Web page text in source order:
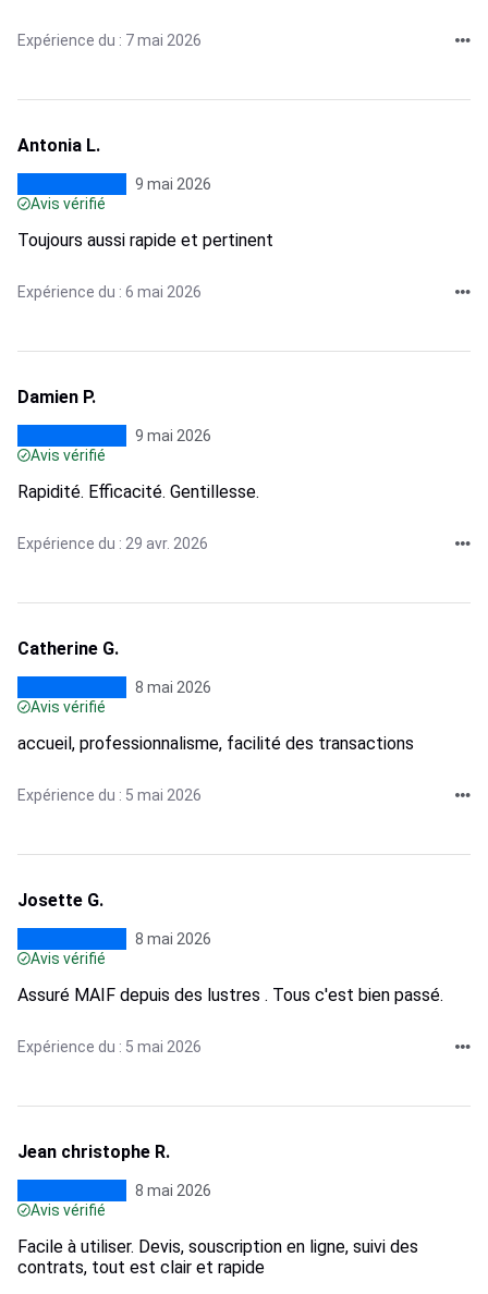
Expérience du : 7 mai 2026
Antonia L.
9 mai 2026
Avis vérifié
Toujours aussi rapide et pertinent
Expérience du : 6 mai 2026
Damien P.
9 mai 2026
Avis vérifié
Rapidité. Efficacité. Gentillesse.
Expérience du : 29 avr. 2026
Catherine G.
8 mai 2026
Avis vérifié
accueil, professionnalisme, facilité des transactions
Expérience du : 5 mai 2026
Josette G.
8 mai 2026
Avis vérifié
Assuré MAIF depuis des lustres . Tous c'est bien passé.
Expérience du : 5 mai 2026
Jean christophe R.
8 mai 2026
Avis vérifié
Facile à utiliser. Devis, souscription en ligne, suivi des
contrats, tout est clair et rapide